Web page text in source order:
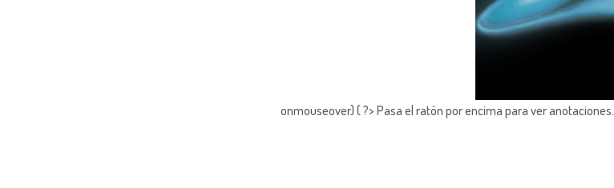
onmouseover) { ?> Pasa el ratón por encima para ver anotaciones.